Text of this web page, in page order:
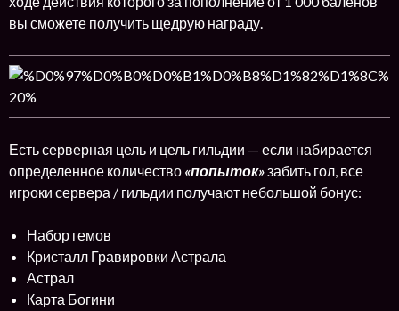
вы сможете получить щедрую награду.
Есть серверная цель и цель гильдии — если набирается
определенное количество «попыток»забить гол, все
игроки сервера / гильдии получают небольшой бонус:
Набор гемов
Кристалл Гравировки Астрала
Астрал
Карта Богини